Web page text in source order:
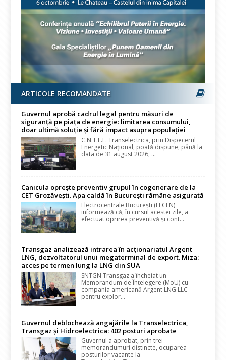
ARTICOLE RECOMANDATE
Guvernul aprobă cadrul legal pentru măsuri de
siguranță pe piața de energie: limitarea consumului,
doar ultimă soluție și fără impact asupra populației
C.N.T.E.E. Transelectrica, prin Dispecerul
Energetic Național, poată dispune, până la
data de 31 august 2026, ...
Canicula oprește preventiv grupul în cogenerare de la
CET Grozăvești. Apa caldă în București rămâne asigurată
Electrocentrale București (ELCEN)
informează că, în cursul acestei zile, a
efectuat oprirea preventivă și cont...
Transgaz analizează intrarea în acționariatul Argent
LNG, dezvoltatorul unui megaterminal de export. Miza:
acces pe termen lung la LNG din SUA
SNTGN Transgaz a încheiat un
Memorandum de Înțelegere (MoU) cu
compania americană Argent LNG LLC
pentru explor...
Guvernul deblochează angajările la Transelectrica,
Transgaz și Hidroelectrica: 402 posturi aprobate
Guvernul a aprobat, prin trei
memorandumuri distincte, ocuparea
posturilor vacante la